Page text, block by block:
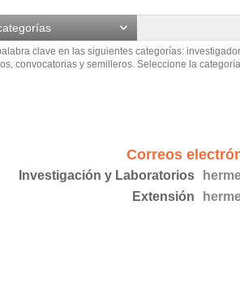
clave en las siguientes categorías:
convocatorias y semilleros. Seleccione la
Correos
Investigación y Laboratorios
Extensión